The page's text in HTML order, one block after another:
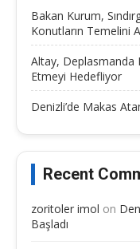
Bakan Kurum,
Konutların Temelini
Altay, Deplasmanda
Etmeyi Hedefliyor
Denizli’de Makas
Recent
zoritoler imol on
Başladı